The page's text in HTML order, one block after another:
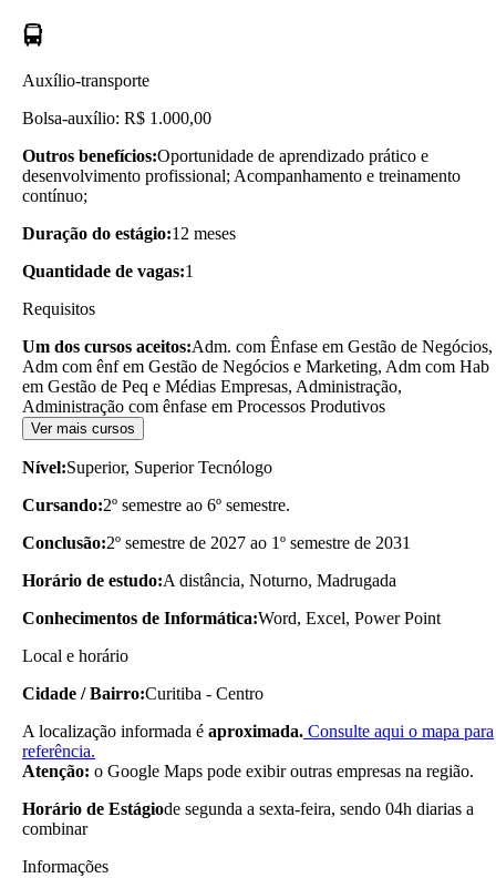
Auxílio-transporte
Bolsa-auxílio: R$ 1.000,00
Outros benefícios:Oportunidade de aprendizado prático e
desenvolvimento profissional; Acompanhamento e treinamento
contínuo;
Duração do estágio:12 meses
Quantidade de vagas:1
Requisitos
Um dos cursos aceitos:Adm. com Ênfase em Gestão de Negócios,
Adm com ênf em Gestão de Negócios e Marketing, Adm com Hab
em Gestão de Peq e Médias Empresas, Administração,
Administração com ênfase em Processos Produtivos
Ver mais cursos
Nível:Superior, Superior Tecnólogo
Cursando:2º semestre ao 6º semestre.
Conclusão:2º semestre de 2027 ao 1º semestre de 2031
Horário de estudo:A distância, Noturno, Madrugada
Conhecimentos de Informática:Word, Excel, Power Point
Local e horário
Cidade / Bairro:Curitiba - Centro
A localização informada é aproximada. Consulte aqui o mapa para
referência.
Atenção: o Google Maps pode exibir outras empresas na região.
Horário de Estágiode segunda a sexta-feira, sendo 04h diarias a
combinar
Informações